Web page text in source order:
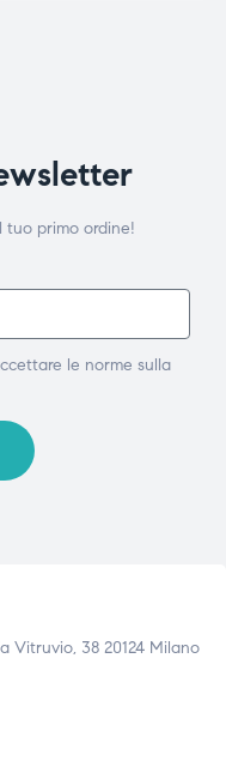
tuo primo ordine!
le norme sulla
Vitruvio, 38 20124 Milano